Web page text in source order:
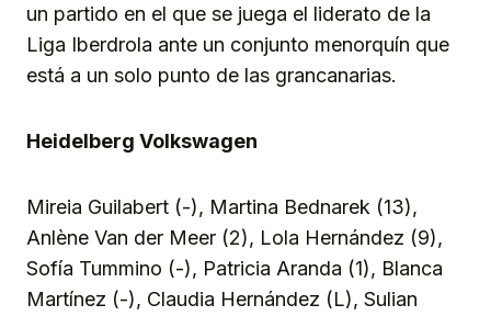
un partido en el que se juega el liderato de la
Liga Iberdrola ante un conjunto menorquín que
está a un solo punto de las grancanarias.
Heidelberg Volkswagen
Mireia Guilabert (-), Martina Bednarek (13),
Anlène Van der Meer (2), Lola Hernández (9),
Sofía Tummino (-), Patricia Aranda (1), Blanca
Martínez (-), Claudia Hernández (L), Sulian